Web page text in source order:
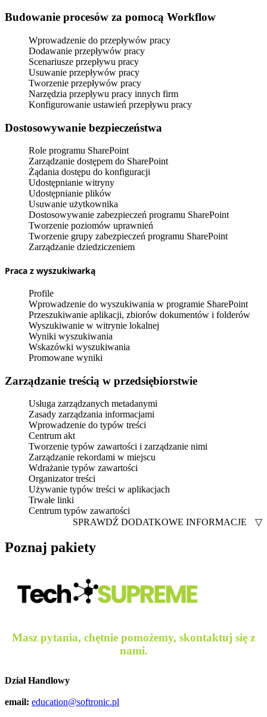
Budowanie procesów za pomocą Workflow
Wprowadzenie do przepływów pracy
Dodawanie przepływów pracy
Scenariusze przepływu pracy
Usuwanie przepływów pracy
Tworzenie przepływów pracy
Narzędzia przepływu pracy innych firm
Konfigurowanie ustawień przepływu pracy
Dostosowywanie bezpieczeństwa
Role programu SharePoint
Zarządzanie dostępem do SharePoint
Żądania dostępu do konfiguracji
Udostępnianie witryny
Udostępnianie plików
Usuwanie użytkownika
Dostosowywanie zabezpieczeń programu SharePoint
Tworzenie poziomów uprawnień
Tworzenie grupy zabezpieczeń programu SharePoint
Zarządzanie dziedziczeniem
Praca z wyszukiwarką
Profile
Wprowadzenie do wyszukiwania w programie SharePoint
Przeszukiwanie aplikacji, zbiorów dokumentów i folderów
Wyszukiwanie w witrynie lokalnej
Wyniki wyszukiwania
Wskazówki wyszukiwania
Promowane wyniki
Zarządzanie treścią w przedsiębiorstwie
Usługa zarządzanych metadanymi
Zasady zarządzania informacjami
Wprowadzenie do typów treści
Centrum akt
Tworzenie typów zawartości i zarządzanie nimi
Zarządzanie rekordami w miejscu
Wdrażanie typów zawartości
Organizator treści
Używanie typów treści w aplikacjach
Trwałe linki
Centrum typów zawartości
SPRAWDŹ DODATKOWE INFORMACJE
▽
Poznaj pakiety
Masz pytania, chętnie pomożemy, skontaktuj się z
nami.
Dział Handlowy
email: education@softronic.pl